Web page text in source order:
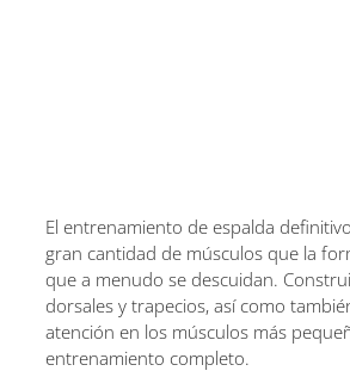
El entrenamiento de espalda
gran cantidad de músculos que la
que a menudo se descuidan.
dorsales y trapecios, así como
atención en los músculos más
entrenamiento completo.